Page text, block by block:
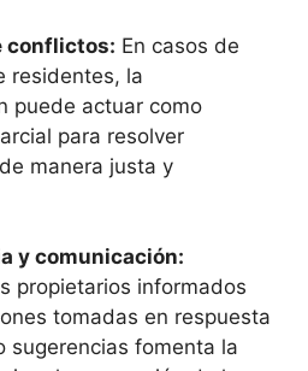
conflictos: En casos de
residentes, la
puede actuar como
para resolver
manera justa y
y comunicación:
propietarios informados
tomadas en respuesta
sugerencias fomenta la